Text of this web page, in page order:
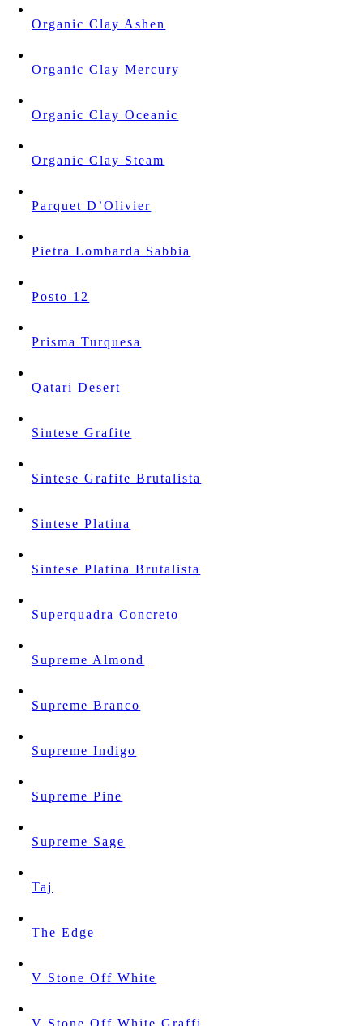
Organic Clay Ashen
Organic Clay Mercury
Organic Clay Oceanic
Organic Clay Steam
Parquet D’Olivier
Pietra Lombarda Sabbia
Posto 12
Prisma Turquesa
Qatari Desert
Sintese Grafite
Sintese Grafite Brutalista
Sintese Platina
Sintese Platina Brutalista
Superquadra Concreto
Supreme Almond
Supreme Branco
Supreme Indigo
Supreme Pine
Supreme Sage
Taj
The Edge
V Stone Off White
V Stone Off White Graffi